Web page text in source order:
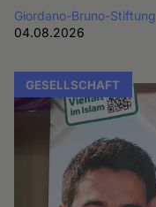
Giordano-Bruno-Stiftung
04.08.2026
GESELLSCHAFT